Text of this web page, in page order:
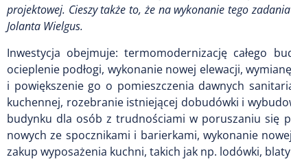
projektowej. Cieszy także to, że na wykonanie tego
Jolanta Wielgus.
Inwestycja obejmuje: termomodernizację całego
ocieplenie podłogi, wykonanie nowej elewacji,
i powiększenie go o pomieszczenia dawnych
kuchennej, rozebranie istniejącej dobudówki i
budynku dla osób z trudnościami w poruszaniu się
nowych ze spocznikami i barierkami, wykonanie
zakup wyposażenia kuchni, takich jak np. lodówki,